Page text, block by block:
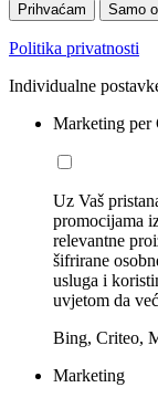
Prihvaćam Samo
Politika privatnosti
Individualne
Marketing per
Uz Vaš
promocijama
relevantne
šifrirane
usluga i
uvjetom da
Bing, Criteo,
Marketing